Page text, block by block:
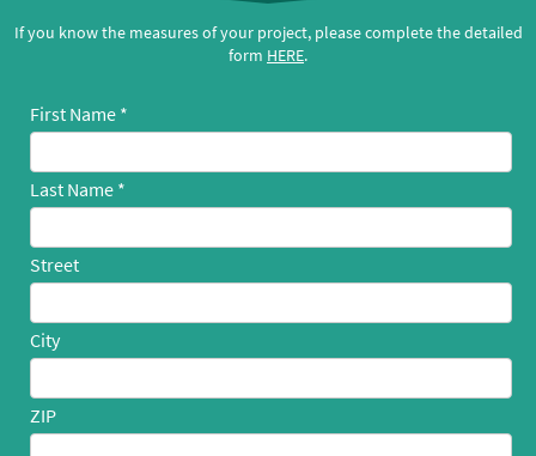
If you know the measures of your project, please complete the detailed
form HERE.
First Name
Last Name
Street
City
ZIP